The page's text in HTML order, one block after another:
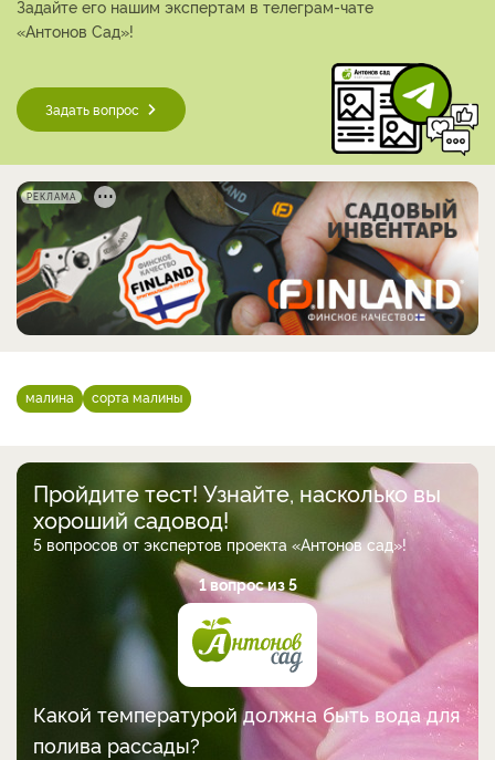
Задайте его нашим экспертам в телеграм-чате
«Антонов Сад»!
Задать вопрос
РЕКЛАМА
малина сорта малины
Пройдите тест! Узнайте, насколько вы
хороший садовод!
5 вопросов от экспертов проекта «Антонов сад»!
1 вопрос из 5
Какой температурой должна быть вода для
полива рассады?